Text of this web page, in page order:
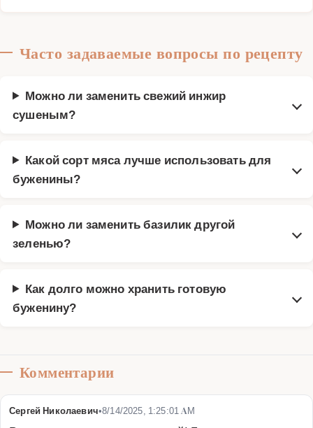
Часто задаваемые вопросы по рецепту
Можно ли заменить свежий инжир
сушеным?
Какой сорт мяса лучше использовать для
буженины?
Можно ли заменить базилик другой
зеленью?
Как долго можно хранить готовую
буженину?
Комментарии
Сергей Николаевич•8/14/2025, 1:25:01 AM